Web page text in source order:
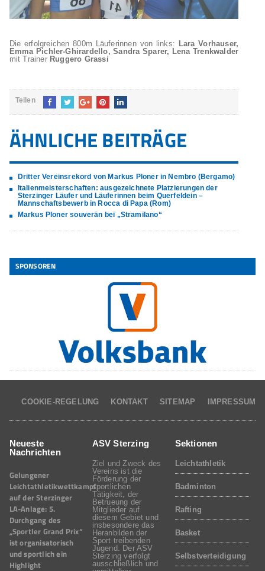
Die erfolgreichen 800m Läuferinnen von links: Lara Vorhauser,
Emma Pichler-Ghirardello, Sandra Sparer, Lena Trenkwalder
mit TrainerRuggero Grassi
Teilen
ÄHNLICHE BEITRÄGE
Dritter Vereinsrekord von Markus Ploner in Nembro (Bergamo)
Italienmeisterschaften: ausgezeichnete Platzierungen der
Sterzinger Läufer und Läuferinnen beim Querfeldein –
Mannschaftsbewerb in Rocca di Papa (Rom)
Markus Ploner souverän bei „Stramilano“
SPONSOREN
COOKIE-REGELUNG KONTAKT SITEMAP IMPRESSUM
Neueste
Nachrichten
Gelungener
Leichtathletikwettkampf
auf der Sterzinger
LA-Anlage: 5.
Durchgang des
„Sportler Grand Prix“
ist organisatorisch
und sportlich ein
Highlight
ASV Sterzing
Ziel und Zweck des
Vereins ist die
Förderung der
sportlichen
Tätigkeit, der
Betrueung der
Mitglieder auf
diesem Gebiet und
insbesondere das
Heranbilden der
Sport treibenden
Jugend. Der ASV
Sterzing verfolgt
ausschließlich und
Sektionen
Leichtathletik
Badminton
Rafting
Basket
Selbstverteidigung